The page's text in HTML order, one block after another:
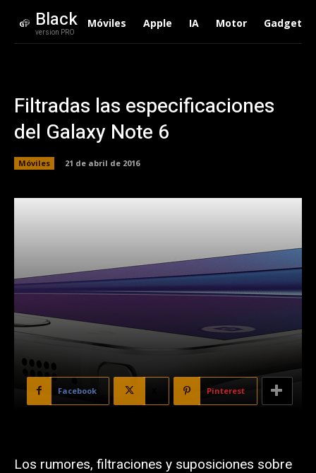
Black
version PRO
Móviles Apple IA Motor Gadgets
Filtradas las especificaciones
del Galaxy Note 6
Móviles 21 de abril de 2016
Facebook Pinterest
Los rumores, filtraciones y suposiciones sobre